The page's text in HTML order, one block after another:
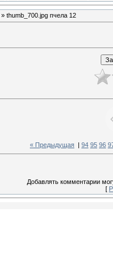
» thumb_700.jpg пчела 12
« Предыдущая 94 95 96
Добавлять комментарии
[